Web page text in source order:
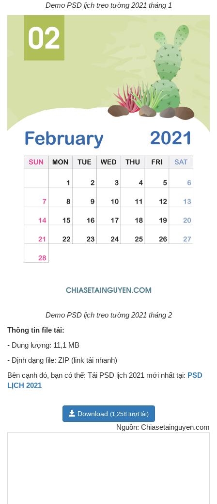
Demo PSD lịch treo tường 2021 tháng 1
Demo PSD lịch treo tường 2021 tháng 2
Thông tin file tải:
- Dung lượng: 11,1 MB
- Định dạng file: ZIP (link tải nhanh)
Bên cạnh đó, bạn có thể: Tải PSD lịch 2021 mới nhất tại: PSD
LỊCH 2021
Download (1,258 lượt tải)
Nguồn: Chiasetainguyen.com